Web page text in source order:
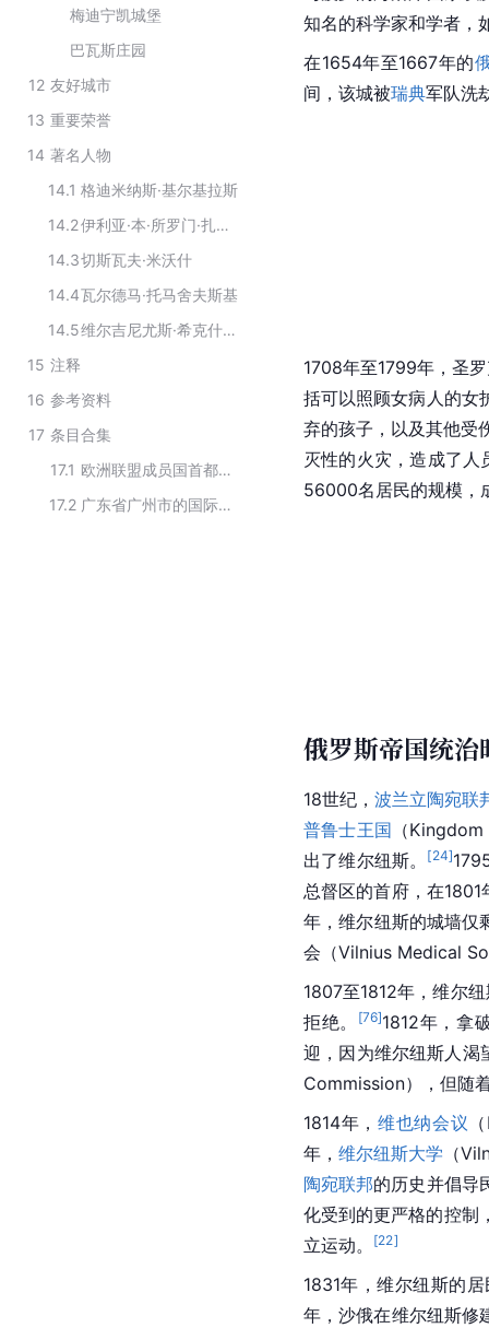
梅迪宁凯城堡
巴瓦斯庄园
12 友好城市
13 重要荣誉
14 著名人物
14.1 格迪米纳斯·基尔基拉斯
14.2
伊利亚·本·所罗门·扎尔曼拉比
14.3切斯瓦夫·米沃什
14.4瓦尔德马·托马舍夫斯基
14.5
维尔吉尼尤斯·希克什尼斯
15 注释
16 参考资料
17 条目合集
17.1
欧洲联盟成员国首都列表
17.2
广东省广州市的国际友好城市
知名的科学家和学者，
在1654年至1667年的
间，该城被瑞典军队洗
1708年至1799年，圣
括可以照顾女病人的女
弃的孩子，以及其他受
灭性的火灾，造成了
56000名居民的规模，
俄罗斯帝国统治
18世纪，波兰立陶宛联
普鲁士王国 （
出了维尔纽斯。
[24]
总督区的首府，在
年，维尔纽斯的城墙仅
会（Vilnius Medical
1807至1812年，维尔
拒绝。
[76]1812年，拿
迎，因为维尔纽斯人渴
Commission），但随
1814年， 维也纳会议
年，维尔纽斯大学 （
陶宛联邦的历史并倡导
化受到的更严格的控制
立运动。
[22]
1831年，维尔纽斯的
年，沙俄在维尔纽斯修